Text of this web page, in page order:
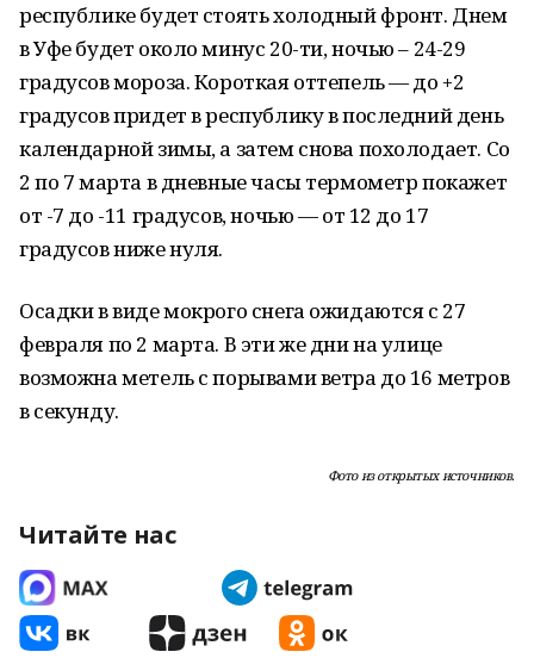
республике будет стоять холодный фронт. Днем
в Уфе будет около минус 20-ти, ночью – 24-29
градусов мороза. Короткая оттепель — до +2
градусов придет в республику в последний день
календарной зимы, а затем снова похолодает. Со
2 по 7 марта в дневные часы термометр покажет
от -7 до -11 градусов, ночью — от 12 до 17
градусов ниже нуля.
Осадки в виде мокрого снега ожидаются с 27
февраля по 2 марта. В эти же дни на улице
возможна метель с порывами ветра до 16 метров
в секунду.
Фото из открытых источников.
Читайте нас